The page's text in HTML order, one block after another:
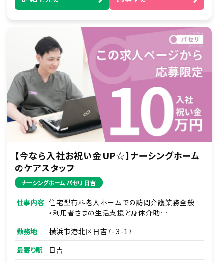
【今なら入社お祝い金UP☆】ナーシングホーム
のケアスタッフ
ナーシングホーム パセリ 日吉
仕事内容 住宅型有料老人ホームでの訪問介護業務全般
・利用者さまの生活支援と身体介助
・利用者さまとのコミュニケーション
・リハビリのお手伝い
・食事や入浴の介助 など
・看護師との連携
勤務地
横浜市港北区日吉7-3-17
最寄り駅
日吉